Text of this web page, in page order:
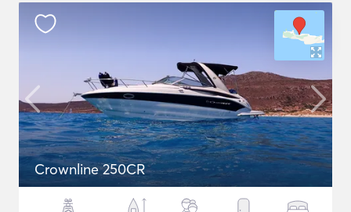
Crownline 250CR